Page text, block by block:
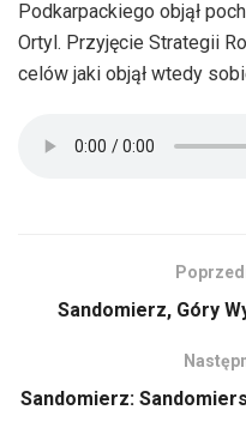
Podkarpackiego objął
Ortyl. Przyjęcie Strategii
celów jaki objął wtedy
Sandomierz, Góry
Sandomierz: